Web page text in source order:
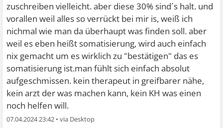
zuschreiben vielleicht. aber diese 30% sind´s halt. und
vorallen weil alles so verrückt bei mir is, weiß ich
nichmal wie man da überhaupt was finden soll. aber
weil es eben heißt somatisierung, wird auch einfach
nix gemacht um es wirklich zu "bestätigen" das es
somatisierung ist.man fühlt sich einfach absolut
aufgeschmissen. kein therapeut in greifbarer nähe,
kein arzt der was machen kann, kein KH was einen
noch helfen will.
07.04.2024 23:42 •